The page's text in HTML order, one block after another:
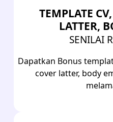
TEMPLATE
LATTER,
SENILAI
Dapatkan Bonus
cover latter, body